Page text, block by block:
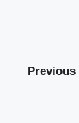
Previous